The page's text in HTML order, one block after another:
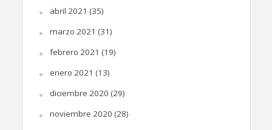
abril 2021 (35)
marzo 2021 (31)
febrero 2021 (19)
enero 2021 (13)
diciembre 2020 (29)
noviembre 2020 (28)